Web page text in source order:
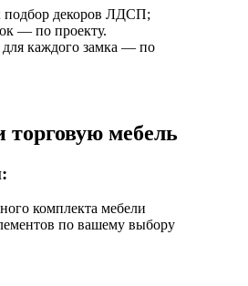
подбор декоров ЛДСП;
— по проекту.
каждого замка — по
торговую мебель
комплекта мебели
по вашему выбору